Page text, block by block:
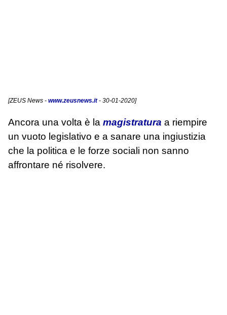
[ZEUS News - www.zeusnews.it- 30-01-2020]
Ancora una volta è la magistratura a riempire
un vuoto legislativo e a sanare una ingiustizia
che la politica e le forze sociali non sanno
affrontare né risolvere.